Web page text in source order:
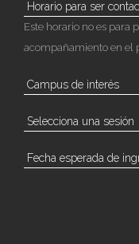
Este horario no es para
acompañamiento en el